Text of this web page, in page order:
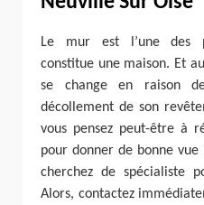
Le mur est l’une des
constitue une maison. Et
se change en raison
décollement de son
vous pensez peut-être à
pour donner de bonne
cherchez de spécialiste
Alors, contactez